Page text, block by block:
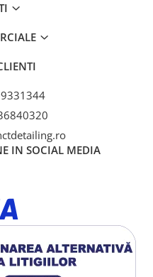
IN SOCIAL MEDIA